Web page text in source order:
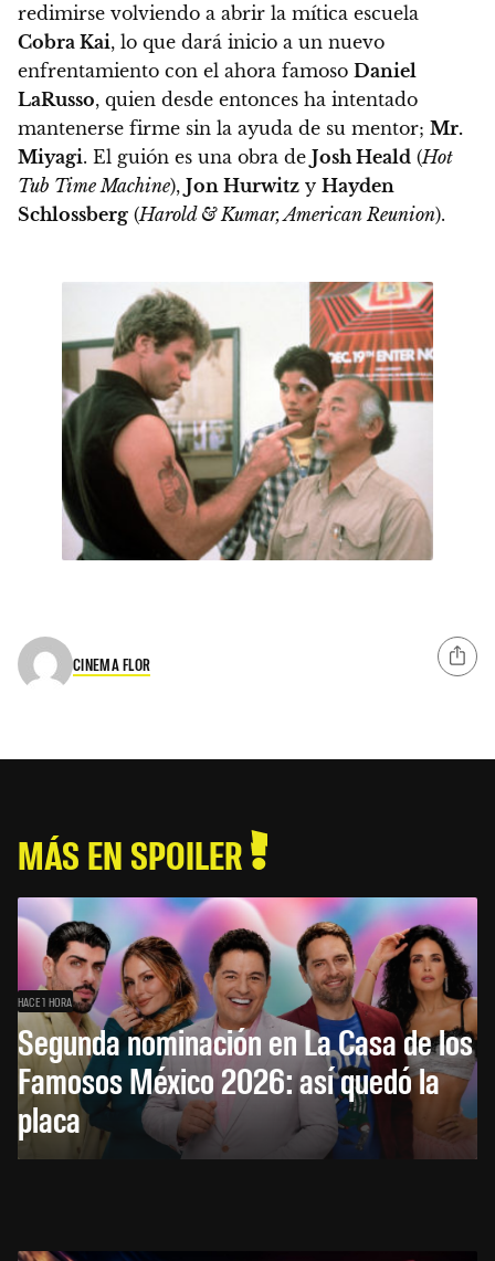
redimirse volviendo a abrir la mítica escuela
Cobra Kai, lo que dará inicio a un nuevo
enfrentamiento con el ahora famoso Daniel
LaRusso, quien desde entonces ha intentado
mantenerse firme sin la ayuda de su mentor; Mr.
Miyagi. El guión es una obra de Josh Heald (Hot
Tub Time Machine), Jon Hurwitz y Hayden
Schlossberg (Harold & Kumar, American Reunion).
CINEMA FLOR
MÁS EN SPOILER
HACE 1 HORA
Segunda nominación en La Casa de los
Famosos México 2026: así quedó la
placa